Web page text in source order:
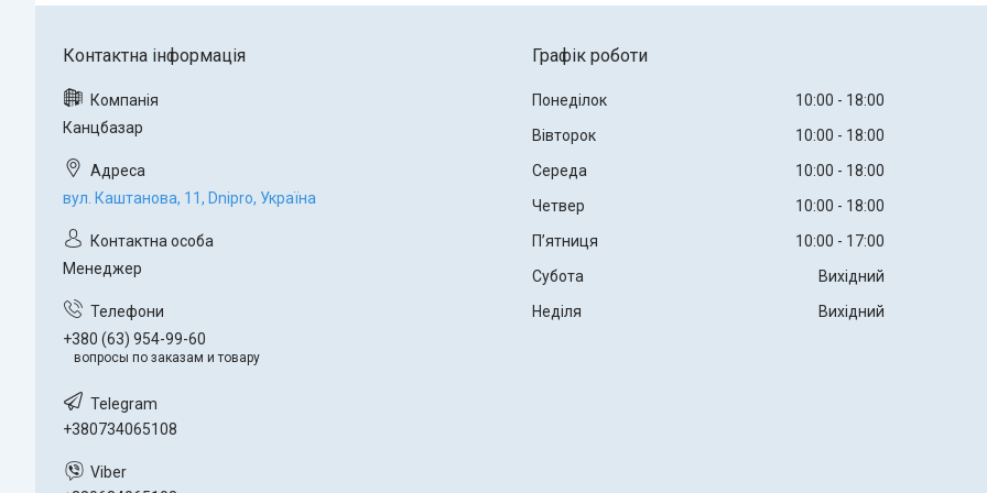
Канцбазар
вул. Каштанова, 11, Dnipro, Україна
Менеджер
+380 (63) 954-99-60
вопросы по заказам и товару
+380734065108
Графік роботи
Понеділок 10:00
18:00
Вівторок
10:00
18:00
Середа
10:00
18:00
Четвер
10:00
18:00
Пʼятниця
10:00
17:00
Субота
Вихідний
Неділя
Вихідний